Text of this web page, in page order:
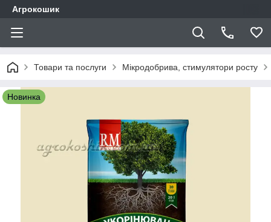
Агрокошик
Товари та послуги Мікродобрива, стимулятори росту
Новинка